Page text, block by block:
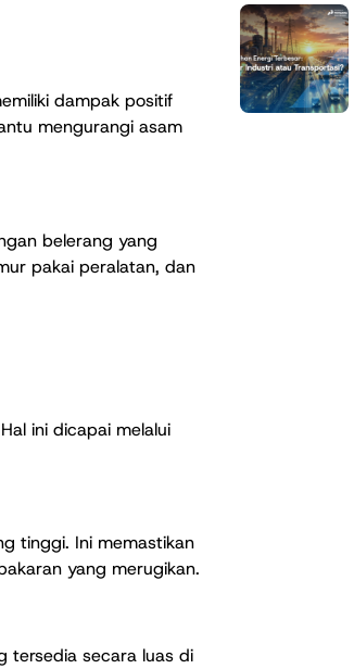
dampak positif
mengurangi asam
belerang yang
pakai peralatan, dan
ini dicapai melalui
tinggi. Ini memastikan
yang merugikan.
tersedia secara luas di